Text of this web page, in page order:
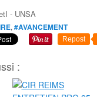
- UNSA
, #AVANCEMENT
Repost
: